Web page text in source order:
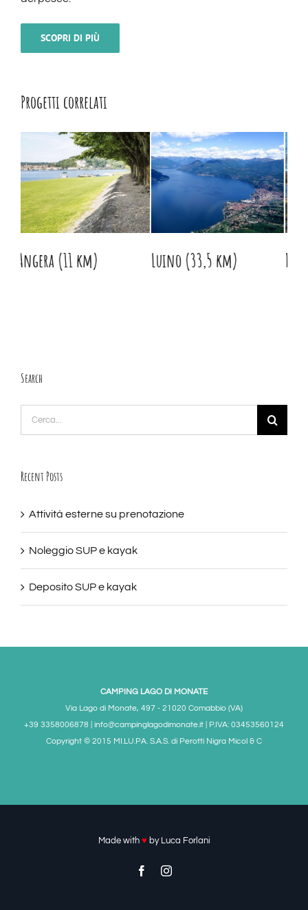
SCOPRI DI PIÙ
Progetti correlati
Luino (33,5 km) Parco della Quassa (9 km)
Search
Cerca
per:
Recent Posts
Attività esterne su prenotazione
Noleggio SUP e kayak
Deposito SUP e kayak
CAMPING LAGO DI MONATE
Via Lago di Monate, 497 - 21020 Comabbio (VA)
+39 3358006878 | info@campinglagodimonate.it | P.IVA: 03453560124
Copyright © 2015 MI.LU.PA. S.A.S. di Perotti Nigra Micol & C
Made with ♥ by Luca Forlani
FacebookInstagram